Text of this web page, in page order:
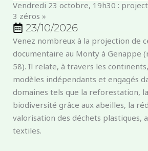
Vendredi 23 octobre, 19h30 :
3 zéros »
23/10/2026
Venez nombreux à la projection de
documentaire au Monty à Genappe
58). Il relate, à travers les
modèles indépendants et engagés
domaines tels que la reforestation,
biodiversité grâce aux abeilles, la
valorisation des déchets plastiques,
textiles.